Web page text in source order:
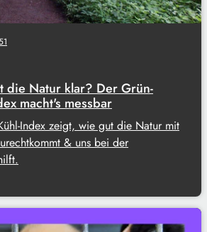
die Natur klar? Der Grün-
macht's messbar
Index zeigt, wie gut die Natur mit
& uns bei der